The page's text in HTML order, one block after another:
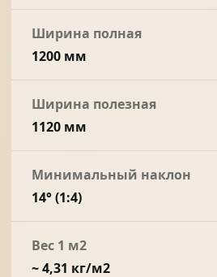
Ширина полная
1200 мм
Ширина полезная
1120 мм
Минимальный наклон
14° (1:4)
Вес 1 м2
~ 4,31 кг/м2